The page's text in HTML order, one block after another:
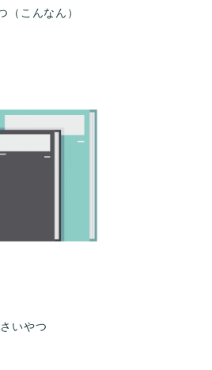
（こんなん）
いやつ